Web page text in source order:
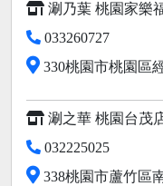
涮乃葉 桃園家樂
033260727
330桃園市桃園區
涮之華 桃園台茂
032225025
338桃園市蘆竹區